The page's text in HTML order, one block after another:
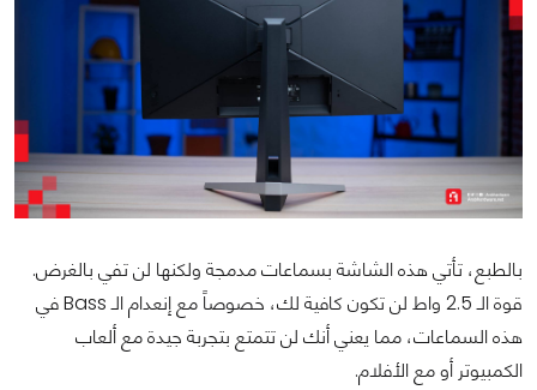
بالطبع، تأتي هذه الشاشة بسماعات مدمجة ولكنها لن تفي بالغرض.
قوة الـ 2.5 واط لن تكون كافية لك، خصوصاً مع إنعدام الـ Bass في
هذه السماعات، مما يعني أنك لن تتمتع بتجربة جيدة مع ألعاب
الكمبيوتر أو مع الأفلام.